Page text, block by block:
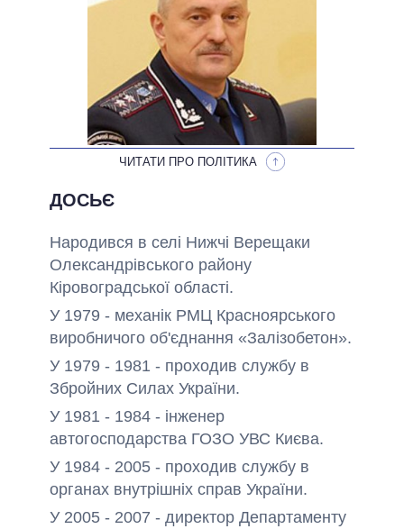
ОБІЦЯНКИ У ПРОЦЕСІ
ВСІ ОБІЦЯНКИ
АРХІВНІ ОБІЦЯНКИ
ЧИТАТИ ПРО ПОЛІТИКА
ДОСЬЄ
Народився в селі Нижчі Верещаки
Олександрівського району
Кіровоградської області.
У 1979 - механік РМЦ Красноярського
виробничого об'єднання «Залізобетон».
У 1979 - 1981 - проходив службу в
Збройних Силах України.
У 1981 - 1984 - інженер
автогосподарства ГОЗО УВС Києва.
У 1984 - 2005 - проходив службу в
органах внутрішніх справ України.
У 2005 - 2007 - директор Департаменту